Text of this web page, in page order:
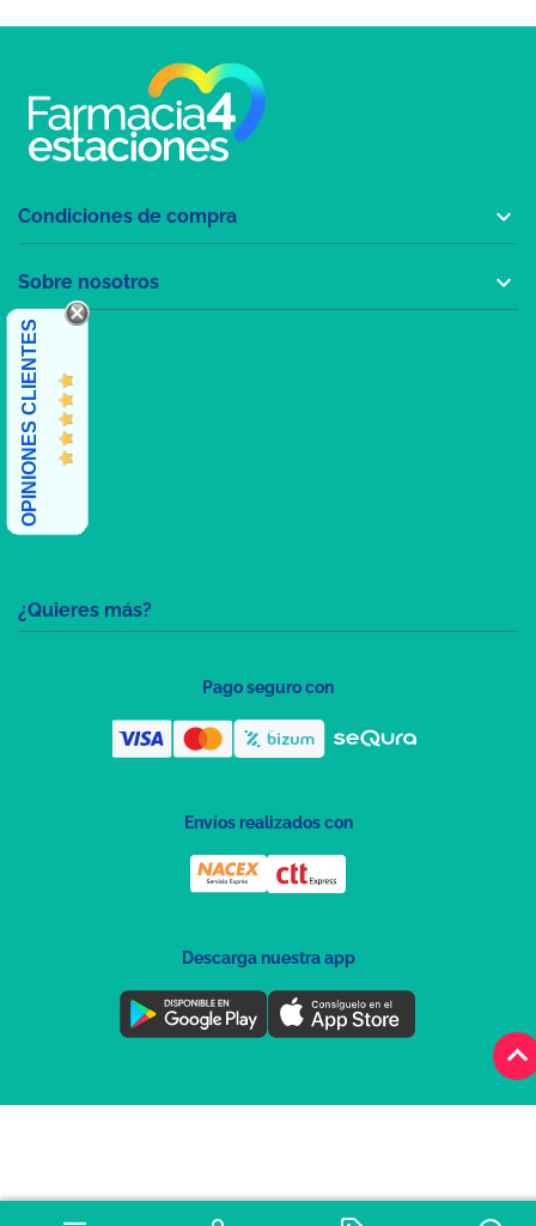
¿Quieres más?
Condiciones de compra 
Sobre nosotros 
OPINIONES CLIENTES
Pago seguro con
Envíos realizados con
Descarga nuestra app